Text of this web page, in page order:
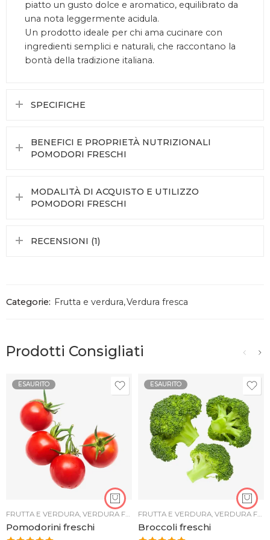
piatto un gusto dolce e aromatico, equilibrato da
una nota leggermente acidula.
Un prodotto ideale per chi ama cucinare con
ingredienti semplici e naturali, che raccontano la
bontà della tradizione italiana.
SPECIFICHE
BENEFICI E PROPRIETÀ NUTRIZIONALI
POMODORI FRESCHI
MODALITÀ DI ACQUISTO E UTILIZZO
POMODORI FRESCHI
RECENSIONI (1)
Categorie: Frutta e verdura,Verdura fresca
Prodotti Consigliati
ESAURITO
FRUTTA E VERDURA VERDURA FRESCA
Pomodorini freschi
ESAURITO
FRUTTA E VERDURA VERDURA FRESCA
Broccoli freschi